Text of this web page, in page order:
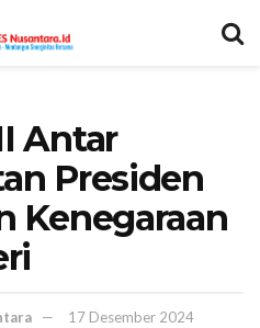
Antar
Presiden
Kenegaraan
17 Desember 2024